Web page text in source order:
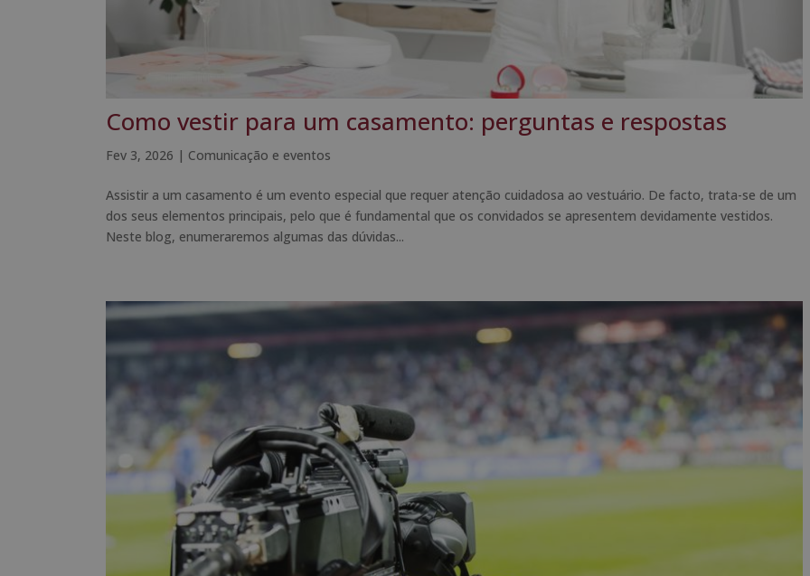
Como vestir para um casamento: perguntas e respostas
Fev 3, 2026 | Comunicação e eventos
Assistir a um casamento é um evento especial que requer atenção cuidadosa ao vestuário. De facto, trata-se de um
dos seus elementos principais, pelo que é fundamental que os convidados se apresentem devidamente vestidos.
Neste blog, enumeraremos algumas das dúvidas...